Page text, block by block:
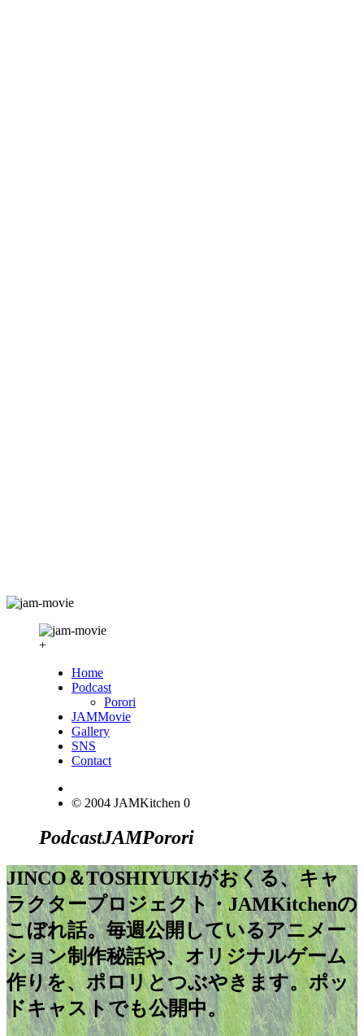
+
Home
Podcast
Porori
JAMMovie
Gallery
SNS
Contact
© 2004 JAMKitchen 0
PodcastJAMPorori
JINCO＆TOSHIYUKIがおくる、キャ
ラクタープロジェクト・JAMKitchenの
こぼれ話。毎週公開しているアニメー
ション制作秘話や、オリジナルゲーム
作りを、ポロリとつぶやきます。ポッ
ドキャストでも公開中。